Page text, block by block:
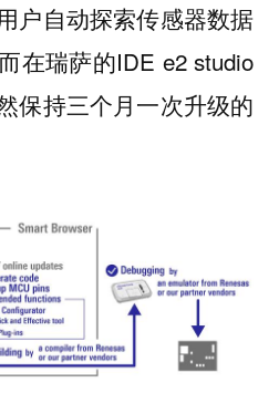
户自动探索传感器数据
在瑞萨的IDE e2 studio
保持三个月一次升级的